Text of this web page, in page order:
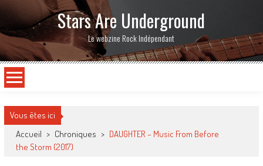
Stars Are Underground
Le webzine Rock Indépendant
Vous êtes ici
Accueil > Chroniques > DAUGHTER – Music From Before
the Storm (2017)